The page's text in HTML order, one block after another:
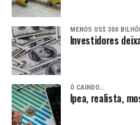
MENOS US$ 300
Investidores
Ó CAINDO...
Ipea, realista,